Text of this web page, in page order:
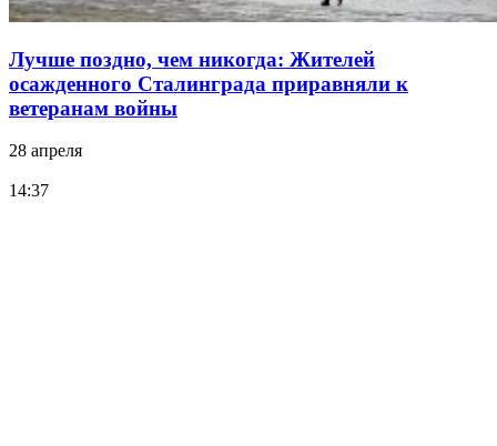
Лучше поздно, чем никогда: Жителей
осажденного Сталинграда приравняли к
ветеранам войны
28 апреля
14:37